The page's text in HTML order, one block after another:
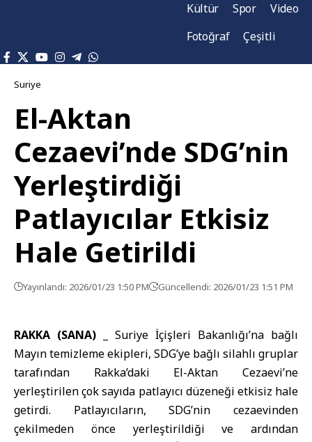
Kültür
Spor
Video
Fotoğraf
Çeşitli
Suriye
El-Aktan
Cezaevi’nde SDG’nin
Yerleştirdiği
Patlayıcılar Etkisiz
Hale Getirildi
Yayınlandı: 2026/01/23 1:50 PM Güncellendi: 2026/01/23 1:51 PM
RAKKA (SANA) _ Suriye İçişleri Bakanlığı’na bağlı
Mayın temizleme ekipleri, SDG’ye bağlı silahlı gruplar
tarafından Rakka’daki El-Aktan Cezaevi’ne
yerleştirilen çok sayıda patlayıcı düzeneği etkisiz hale
getirdi. Patlayıcıların, SDG’nin cezaevinden
çekilmeden önce yerleştirildiği ve ardından